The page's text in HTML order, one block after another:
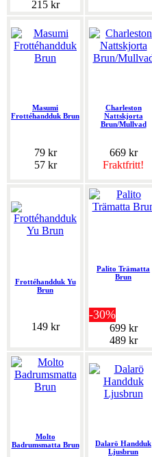
215 kr
Masumi
Frottéhandduk Brun
79 kr
57 kr
Charleston
Nattskjorta
Brun/Mullvad
669 kr
Fraktfritt!
Frottéhandduk Yu
Brun
149 kr
Palito Trämatta
Brun
-30%
699 kr
489 kr
Molto
Badrumsmatta Brun
Dalarö Handduk
Ljusbrun